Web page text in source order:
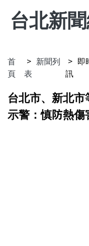
台北新
首
頁
新聞列
表
即
訊
台北市、新北
示警：慎防熱傷